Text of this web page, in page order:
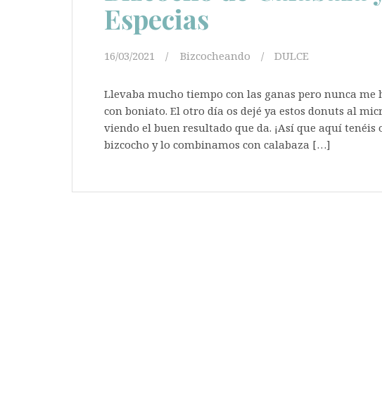
Especias
16/03/2021 Bizcocheando DULCE
Llevaba mucho tiempo con las ganas pero nunca
con boniato. El otro día os dejé ya estos donuts al
viendo el buen resultado que da. ¡Así que aquí tenéis
bizcocho y lo combinamos con calabaza […]